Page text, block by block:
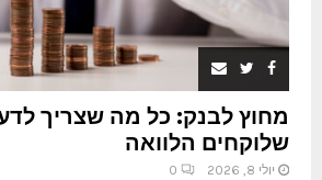
מחוץ לבנק: כל מה שצריך
שלוקחים הלוואה
יולי 8, 2026 0